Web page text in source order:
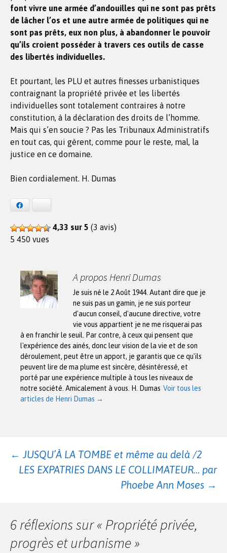
font vivre une armée d’andouilles qui ne sont pas prêts
de lâcher l’os et une autre armée de politiques qui ne
sont pas prêts, eux non plus, à abandonner le pouvoir
qu’ils croient posséder à travers ces outils de casse
des libertés individuelles.
Et pourtant, les PLU et autres finesses urbanistiques
contraignant la propriété privée et les libertés
individuelles sont totalement contraires à notre
constitution, à la déclaration des droits de l’homme.
Mais qui s’en soucie ? Pas les Tribunaux Administratifs
en tout cas, qui gèrent, comme pour le reste, mal, la
justice en ce domaine.
Bien cordialement. H. Dumas
4,33 sur 5 (3 avis)
5 450 vues
A propos Henri Dumas
Je suis né le 2 Août 1944. Autant dire que je
ne suis pas un gamin, je ne suis porteur
d'aucun conseil, d'aucune directive, votre
vie vous appartient je ne me risquerai pas
à en franchir le seuil. Par contre, à ceux qui pensent que
l'expérience des ainés, donc leur vision de la vie et de son
déroulement, peut être un apport, je garantis que ce qu'ils
peuvent lire de ma plume est sincère, désintéressé, et
porté par une expérience multiple à tous les niveaux de
notre société. Amicalement à vous. H. Dumas Voir tous les
articles de Henri Dumas →
Navigation
articles
← JUSQU’À LA TOMBE et même au delà /2
LES EXPATRIES DANS LE COLLIMATEUR… par
Phoebe Ann Moses →
6 réflexions sur « Propriété privée,
progrès et urbanisme»